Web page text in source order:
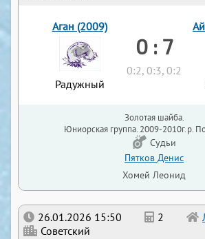
Аган (2009)
Радужный
0 : 7
0:2, 0:3, 0:2
Золотая шайба.
Юниорская группа. 2009-2010г.р.
Судьи
Пятков Денис
Хомей Леонид
26.01.2026 15:50 2
Советский